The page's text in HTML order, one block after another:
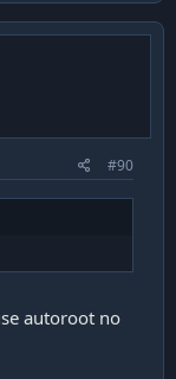
#90
autoroot no